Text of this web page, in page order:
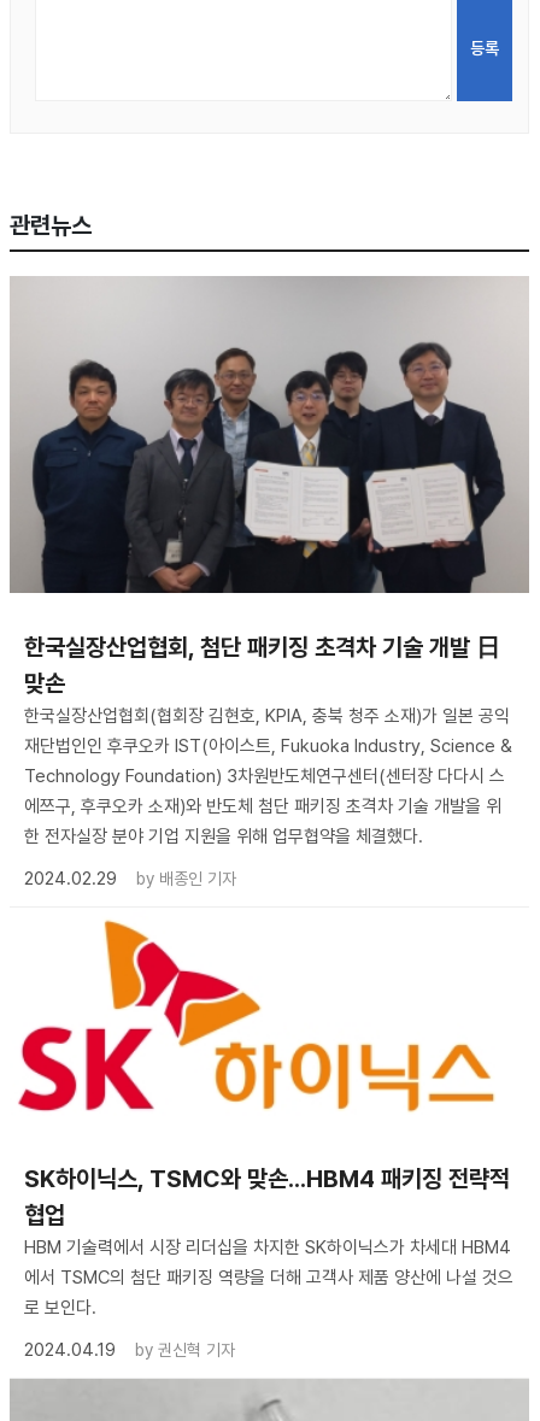
관련뉴스
한국실장산업협회, 첨단 패키징 초격차 기술 개발 日
맞손
한국실장산업협회(협회장 김현호, KPIA, 충북 청주 소재)가 일본 공익
재단법인인 후쿠오카 IST(아이스트, Fukuoka Industry, Science &
Technology Foundation) 3차원반도체연구센터(센터장 다다시 스
에쯔구, 후쿠오카 소재)와 반도체 첨단 패키징 초격차 기술 개발을 위
한 전자실장 분야 기업 지원을 위해 업무협약을 체결했다.
2024.02.29
by 배종인 기자
SK하이닉스, TSMC와 맞손...HBM4 패키징 전략적
협업
HBM 기술력에서 시장 리더십을 차지한 SK하이닉스가 차세대 HBM4
에서 TSMC의 첨단 패키징 역량을 더해 고객사 제품 양산에 나설 것으
로 보인다.
2024.04.19
by 권신혁 기자